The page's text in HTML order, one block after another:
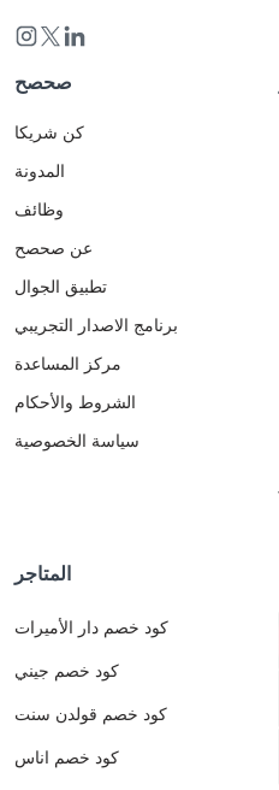
صحصح
كن شريكا
المدونة
وظائف
عن صحصح
تطبيق الجوال
برنامج الاصدار التجريبي
مركز المساعدة
الشروط والأحكام
سياسة الخصوصية
المتاجر
كود خصم دار الأميرات
كود خصم جيني
كود خصم قولدن سنت
كود خصم اناس